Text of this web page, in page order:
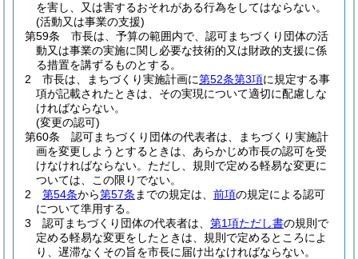
を害し、又は害するおそれがある行為をしてはならない。
(活動又は事業の支援)
第59条
市長は、予算の範囲内で、認可まちづくり団体の活
動又は事業の実施に関し必要な技術的又は財政的支援に係
る措置を講ずるものとする。
2
市長は、まちづくり実施計画に第52条第3項に規定する事
項が記載されたときは、その実現について適切に配慮しな
ければならない。
(変更の認可)
第60条
認可まちづくり団体の代表者は、まちづくり実施計
画を変更しようとするときは、あらかじめ市長の認可を受
けなければならない。 ただし、規則で定める軽易な変更に
ついては、この限りでない。
2
第54条から第57条 までの規定は、 前項の規定による認可
について準用する。
3
認可まちづくり団体の代表者は、 第1項ただし書の規則で
定める軽易な変更をしたときは、規則で定めるところによ
り、遅滞なくその旨を市長に届け出なければならない。